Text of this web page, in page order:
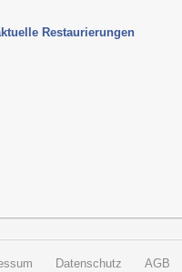
Restaurierungen
Datenschutz AGB